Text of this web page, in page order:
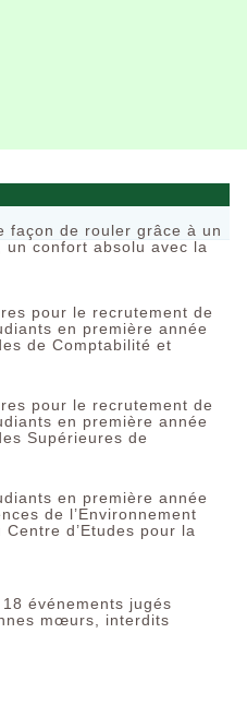
façon de rouler grâce à un
un confort absolu avec la
pour le recrutement de
en première année
de Comptabilité et
pour le recrutement de
en première année
Supérieures de
en première année
de l’Environnement
d’Etudes pour la
événements jugés
mœurs, interdits